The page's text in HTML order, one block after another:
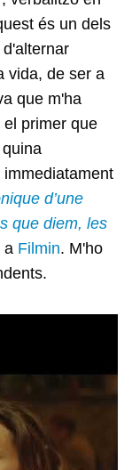
és un dels
vida, de ser a
que m'ha
primer que
immediatament
d’une
que diem, les
a Filmin. M'ho